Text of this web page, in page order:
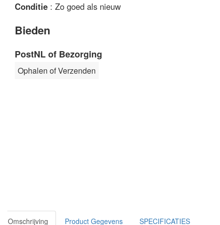
Conditie : Zo goed als nieuw
Bieden
PostNL of Bezorging
Ophalen of Verzenden
Omschrijving Product Gegevens SPECIFICATIES